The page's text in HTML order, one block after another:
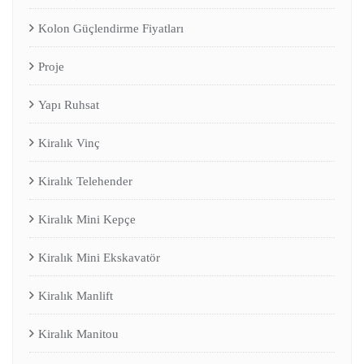
Kolon Güçlendirme Fiyatları
Proje
Yapı Ruhsat
Kiralık Vinç
Kiralık Telehender
Kiralık Mini Kepçe
Kiralık Mini Ekskavatör
Kiralık Manlift
Kiralık Manitou